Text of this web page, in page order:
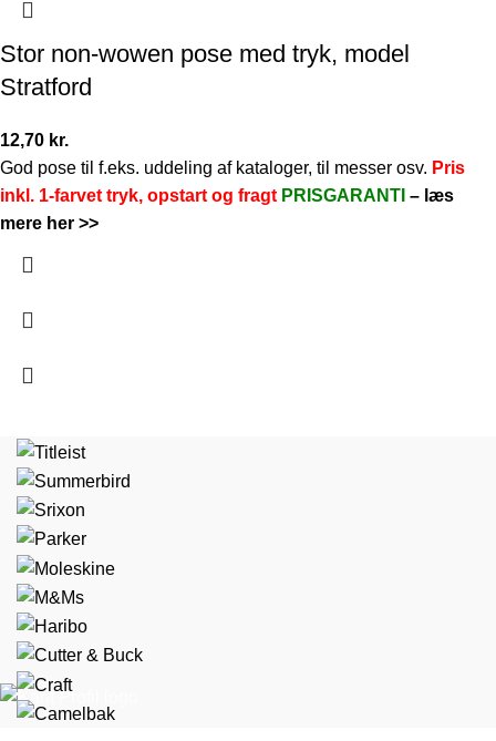
Stor non-wowen pose med tryk, model
Stratford
12,70 kr.
God pose til f.eks. uddeling af kataloger, til messer osv. Pris
inkl. 1-farvet tryk, opstart og fragt PRISGARANTI – læs
mere her >>